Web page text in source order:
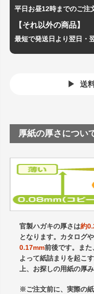
平日お昼12時までのご注
【それ以外の商品】
最短で発送日より翌日・
送
厚紙の厚さについ
官製ハガキの厚さは約
となります。カタログ
0.17mm前後です。ま
よって紙詰まりを起こ
上、お探しの用紙の厚
※ご注文前に、実際の